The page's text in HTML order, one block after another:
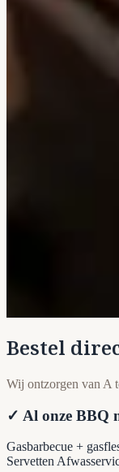
Bestel
Wij ontzorgen van A
✓ Al onze BBQ
Gasbarbecue +
Servetten